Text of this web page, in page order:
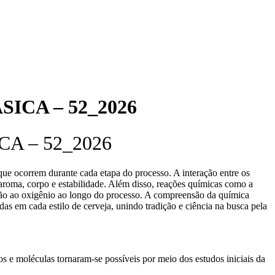
– 52_2026
– 52_2026
ocorrem durante cada etapa do processo. A interação entre os
corpo e estabilidade. Além disso, reações químicas como a
ao oxigênio ao longo do processo. A compreensão da química
em cada estilo de cerveja, unindo tradição e ciência na busca pela
e moléculas tornaram-se possíveis por meio dos estudos iniciais da